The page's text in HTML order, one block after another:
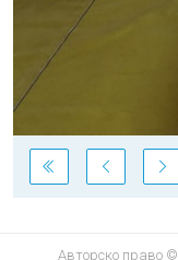
Авторско право